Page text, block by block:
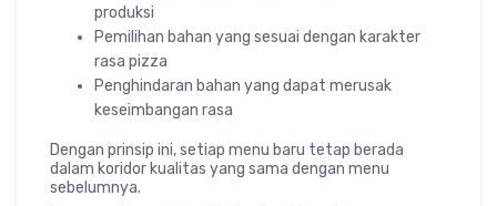
produksi
Pemilihan bahan yang sesuai dengan karakter
rasa pizza
Penghindaran bahan yang dapat merusak
keseimbangan rasa
Dengan prinsip ini, setiap menu baru tetap berada
dalam koridor kualitas yang sama dengan menu
sebelumnya.